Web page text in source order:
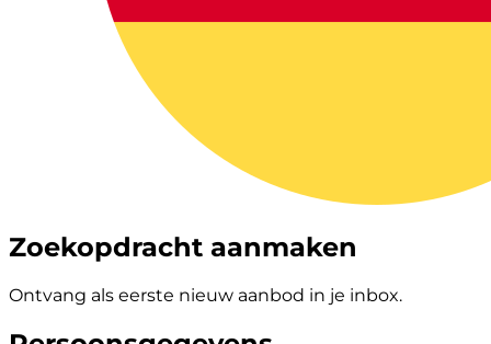
Zoekopdracht aanmaken
Ontvang als eerste nieuw aanbod in je inbox.